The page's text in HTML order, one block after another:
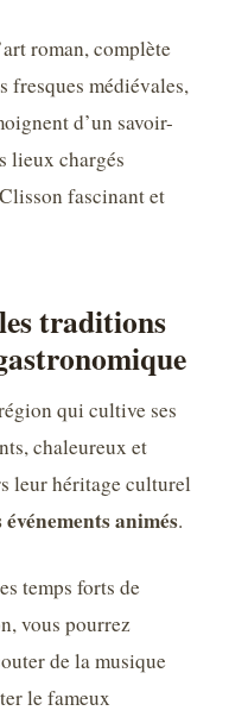
roman, complète
fresques médiévales,
d’un savoir-
lieux chargés
fascinant et
traditions
qui cultive ses
chaleureux et
leur héritage culturel
animés.
temps forts de
vous pourrez
de la musique
le fameux